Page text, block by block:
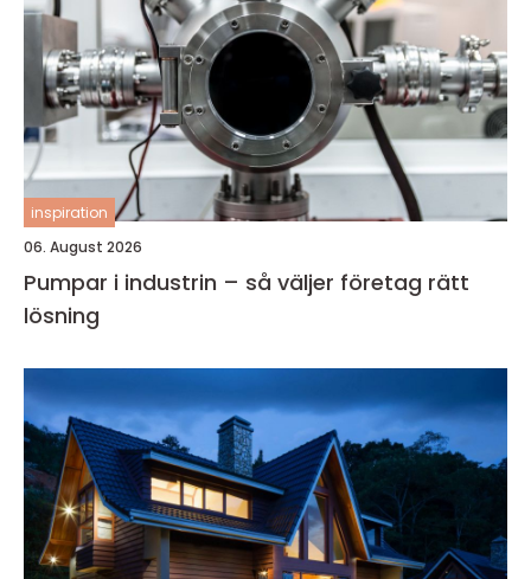
inspiration
06. August 2026
Pumpar i industrin – så väljer företag rätt
lösning